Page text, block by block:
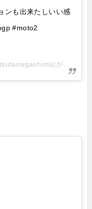
ンも出来たしいい感
#moto2
がシェアした投稿 –